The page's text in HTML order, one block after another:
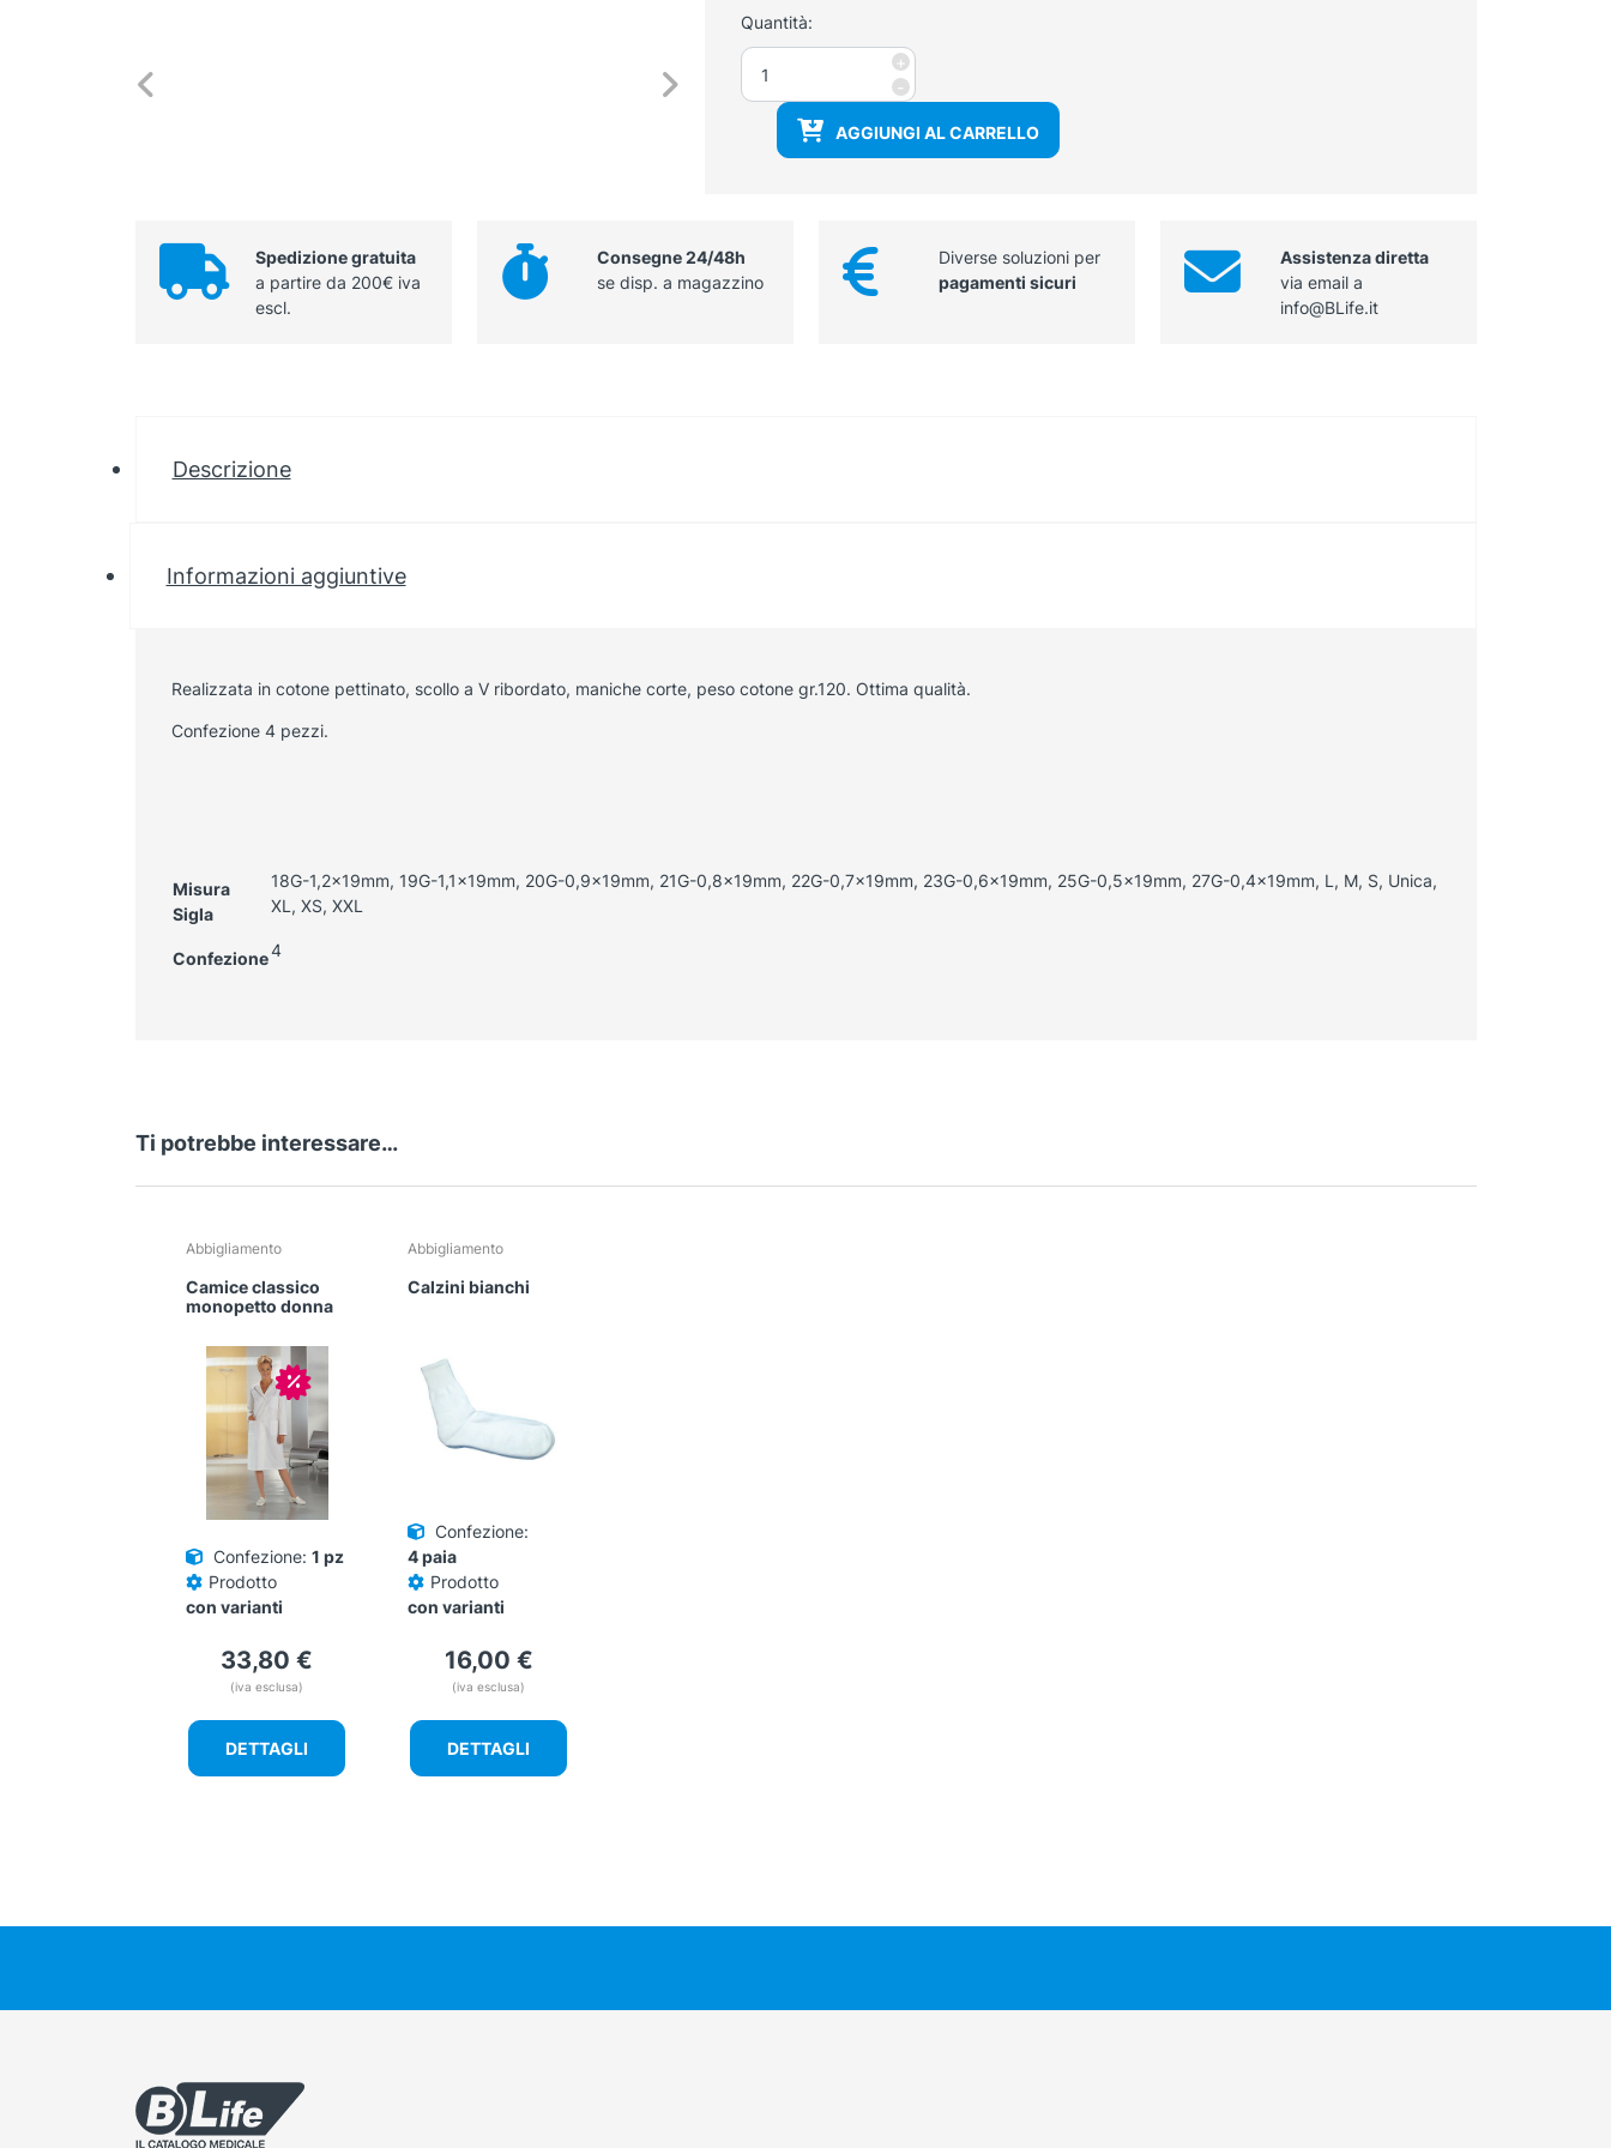
Quantità:
-
Maglietta
manica
corta
cotone
+
AGGIUNGI AL CARRELLO
Spedizione gratuita
a partire da 200€ iva
escl.
Consegne 24/48h
se disp. a magazzino
Diverse soluzioni per
pagamenti sicuri
Assistenza diretta
via email a
info@BLife.it
Descrizione
Informazioni aggiuntive
Realizzata in cotone pettinato, scollo a V ribordato, maniche corte, peso cotone gr.120. Ottima qualità.
Confezione 4 pezzi.
Misura
Sigla
18G-1,2x19mm, 19G-1,1x19mm, 20G-0,9x19mm, 21G-0,8x19mm, 22G-0,7x19mm, 23G-0,6x19mm, 25G-0,5x19mm, 27G-0,4x19mm, L, M, S, Unica,
XL, XS, XXL
Confezione4
Ti potrebbe interessare…
Abbigliamento
Camice classico
monopetto donna
In offerta!
Confezione: 1 pz
Prodotto
con varianti
33,80€
(iva esclusa)
DETTAGLI
Questo
ha
varianti.
possono
scelte
nella
pagina
del
prodotto
Abbigliamento
Calzini bianchi
Confezione:
4 paia
Prodotto
con varianti
16,00 €
(iva esclusa)
DETTAGLI
Questo
ha
Le
opzioni
possono
essere
pagina
del
prodotto